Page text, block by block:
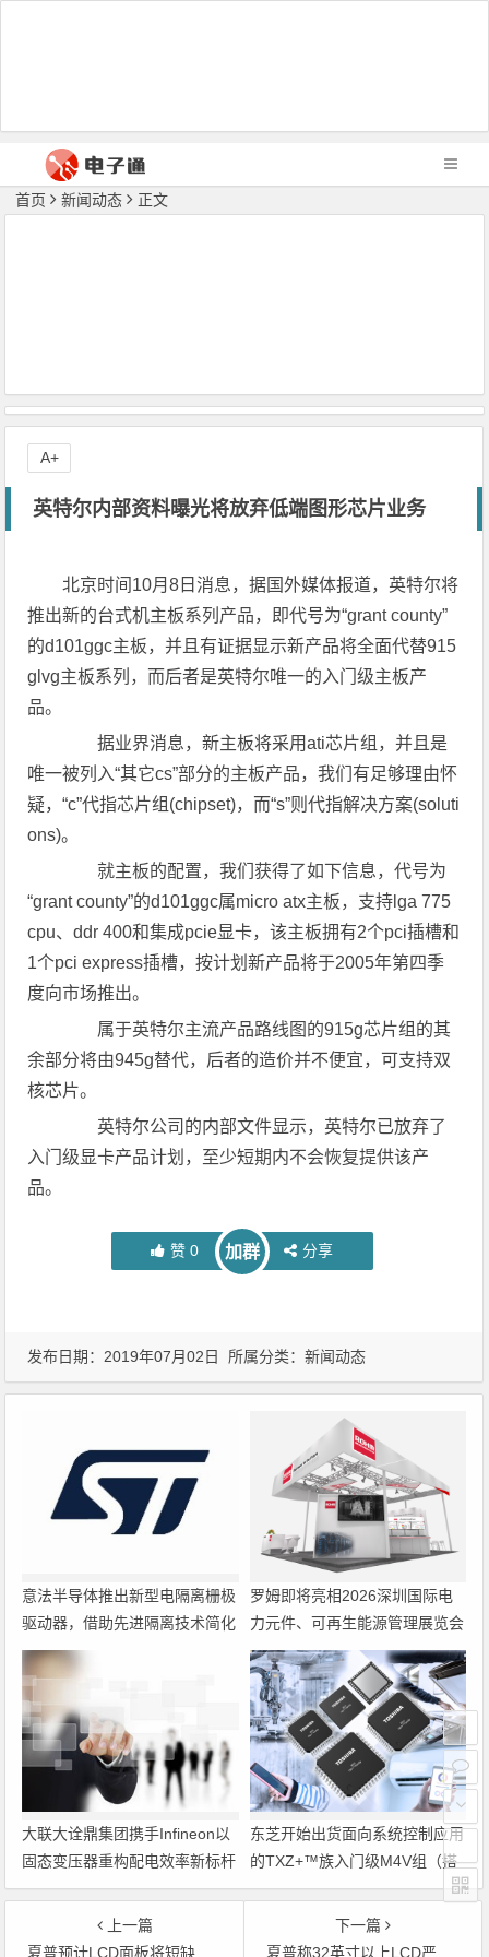
首页 新闻动态 正文
英特尔内部资料曝光将放弃低端图形芯片业务
北京时间10月8日消息，据国外媒体报道，英特尔将
推出新的台式机主板系列产品，即代号为“grant county”
的d101ggc主板，并且有证据显示新产品将全面代替915
glvg主板系列，而后者是英特尔唯一的入门级主板产
品。
据业界消息，新主板将采用ati芯片组，并且是
唯一被列入“其它cs”部分的主板产品，我们有足够理由怀
疑，“c”代指芯片组(chipset)，而“s”则代指解决方案(soluti
ons)。
就主板的配置，我们获得了如下信息，代号为
“grant county”的d101ggc属micro atx主板，支持lga 775
cpu、ddr 400和集成pcie显卡，该主板拥有2个pci插槽和
1个pci express插槽，按计划新产品将于2005年第四季
度向市场推出。
属于英特尔主流产品路线图的915g芯片组的其
余部分将由945g替代，后者的造价并不便宜，可支持双
核芯片。
英特尔公司的内部文件显示，英特尔已放弃了
入门级显卡产品计划，至少短期内不会恢复提供该产
品。
赞 0 加群 分享
A+
发布日期：2019年07月02日 所属分类：新闻动态
意法半导体推出新型电隔离栅极
驱动器，借助先进隔离技术简化
电源设计
罗姆即将亮相2026深圳国际电
力元件、可再生能源管理展览会
暨研讨会
大联大诠鼎集团携手Infineon以
固态变压器重构配电效率新标杆
东芝开始出货面向系统控制应用
的TXZ+™族入门级M4V组（搭
载Arm Cortex‑M4内核的标准微
控制器）工程样品
上一篇
夏普预计LCD面板将短缺 提高海外销售比例
下一篇
夏普称32英寸以上LCD严重缺货 需求超预期